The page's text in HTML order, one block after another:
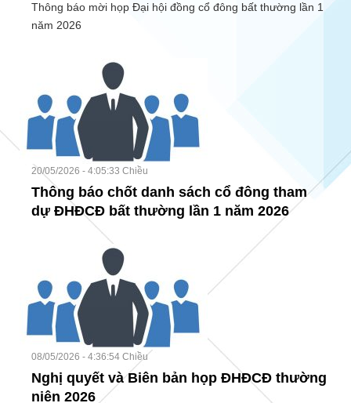
Thông báo mời họp Đại hội đồng cổ đông bất thường lần 1
năm 2026
20/05/2026 - 4:05:33 Chiều
Thông báo chốt danh sách cổ đông tham
dự ĐHĐCĐ bất thường lần 1 năm 2026
08/05/2026 - 4:36:54 Chiều
Nghị quyết và Biên bản họp ĐHĐCĐ thường
niên 2026